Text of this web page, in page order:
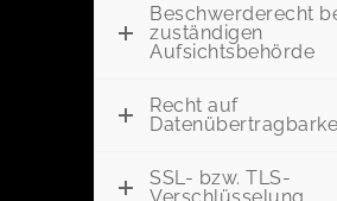
Beschwerderecht
zuständigen
Aufsichtsbehörde
Recht auf
SSL- bzw. TLS-